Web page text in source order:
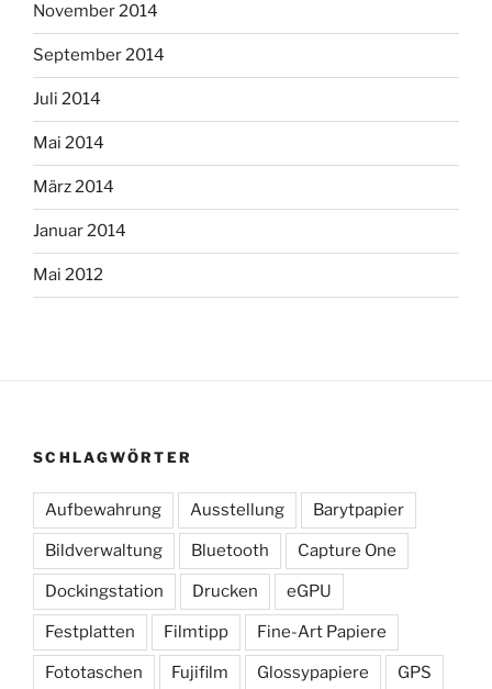
November 2014
September 2014
Juli 2014
Mai 2014
März 2014
Januar 2014
Mai 2012
SCHLAGWÖRTER
Aufbewahrung Ausstellung Barytpapier
Bildverwaltung Bluetooth Capture One
Dockingstation Drucken eGPU
Festplatten Filmtipp Fine-Art Papiere
Fototaschen Fujifilm Glossypapiere GPS